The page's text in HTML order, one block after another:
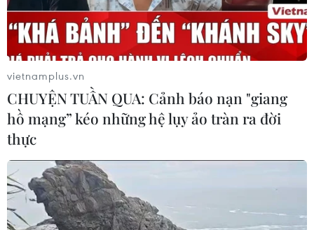
06/08/2026 22:56
Nước thải từ máy bay có thể giúp
06/08/2026 22:30
Tây Ban Nha: 100 người thiệt mạng
trong vụ vượt biển ồ ạt vào Ceuta
06/08/2026 16:03
vietnamplus.vn
CHUYỆN TUẦN QUA: Cảnh báo nạn "giang
hồ mạng” kéo những hệ lụy ảo tràn ra đời
thực